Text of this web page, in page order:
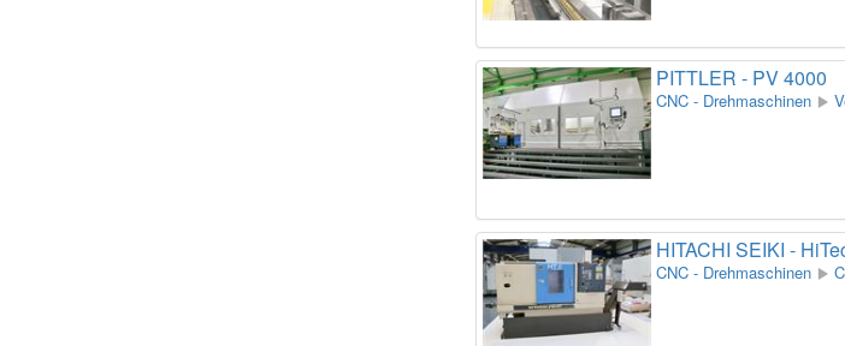
PITTLER - PV 4000
CNC - Drehmaschinen
HITACHI SEIKI -
CNC - Drehmaschinen